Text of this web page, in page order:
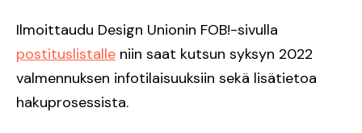
Ilmoittaudu Design Unionin FOB!-sivulla
postituslistalle niin saat kutsun syksyn 2022
valmennuksen infotilaisuuksiin sekä lisätietoa
hakuprosessista.